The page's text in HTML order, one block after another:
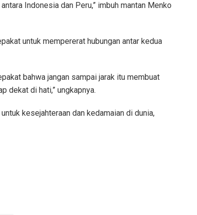
Indonesia dan Peru,” imbuh mantan Menko
untuk mempererat hubungan antar kedua
bahwa jangan sampai jarak itu membuat
dekat di hati,” ungkapnya.
kesejahteraan dan kedamaian di dunia,